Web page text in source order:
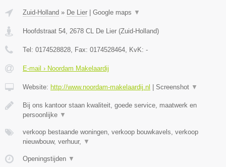
Zuid-Holland » De Lier Google maps ▼
Hoofdstraat 54, 2678 CL De Lier (Zuid-Holland)
Tel: 0174528828, Fax: 0174528464, KvK: -
E-mail › Noordam Makelaardij
Website: http://www.noordam-makelaardij.nl Screenshot ▼
Bij ons kantoor staan kwaliteit, goede service, maatwerk en
persoonlijke ▼
verkoop bestaande woningen, verkoop bouwkavels, verkoop
nieuwbouw, verhuur, ▼
Openingstijden ▼